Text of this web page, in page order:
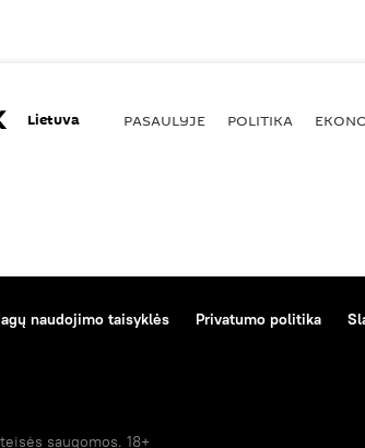
Lietuva PASAULYJE POLITIKA
naudojimo taisyklės Privatumo politika
saugomos. 18+